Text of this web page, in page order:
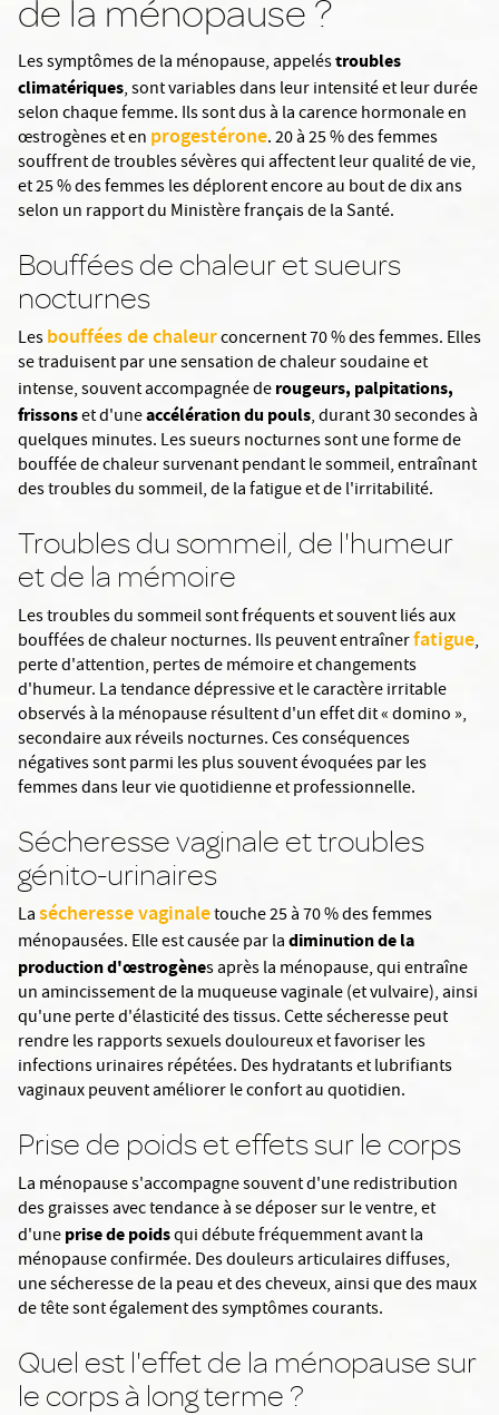
de la ménopause ?
Les symptômes de la ménopause, appeléstroubles
climatériques, sont variables dans leur intensité et leur durée
selon chaque femme. Ils sont dus à la carence hormonale en
œstrogènes et en progestérone. 20 à 25 % des femmes
souffrent de troubles sévères qui affectent leur qualité de vie,
et 25 % des femmes les déplorent encore au bout de dix ans
selon un rapport du Ministère français de la Santé.
Bouffées de chaleur et sueurs
nocturnes
Lesbouffées de chaleurconcernent 70 % des femmes. Elles
se traduisent par une sensation de chaleur soudaine et
intense, souvent accompagnée derougeurs, palpitations,
frissonset d'uneaccélération du pouls, durant 30 secondes à
quelques minutes. Les sueurs nocturnes sont une forme de
bouffée de chaleur survenant pendant le sommeil, entraînant
des troubles du sommeil, de la fatigue et de l'irritabilité.
Troubles du sommeil, de l'humeur
et de la mémoire
Les troubles du sommeil sont fréquents et souvent liés aux
bouffées de chaleur nocturnes. Ils peuvent entraînerfatigue,
perte d'attention, pertes de mémoire et changements
d'humeur. La tendance dépressive et le caractère irritable
observés à la ménopause résultent d'un effet dit « domino »,
secondaire aux réveils nocturnes. Ces conséquences
négatives sont parmi les plus souvent évoquées par les
femmes dans leur vie quotidienne et professionnelle.
Sécheresse vaginale et troubles
génito-urinaires
Lasécheresse vaginaletouche 25 à 70 % des femmes
ménopausées. Elle est causée par ladiminution de la
production d'œstrogènes après la ménopause, qui entraîne
un amincissement de la muqueuse vaginale (et vulvaire), ainsi
qu'une perte d'élasticité des tissus. Cette sécheresse peut
rendre les rapports sexuels douloureux et favoriser les
infections urinaires répétées. Des hydratants et lubrifiants
vaginaux peuvent améliorer le confort au quotidien.
Prise de poids et effets sur le corps
La ménopause s'accompagne souvent d'une redistribution
des graisses avec tendance à se déposer sur le ventre, et
d'uneprise de poidsqui débute fréquemment avant la
ménopause confirmée. Des douleurs articulaires diffuses,
une sécheresse de la peau et des cheveux, ainsi que des maux
de tête sont également des symptômes courants.
Quel est l'effet de la ménopause sur
le corps à long terme ?